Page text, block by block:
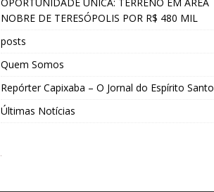
NOBRE DE TERESÓPOLIS POR R$ 480 MIL
posts
Quem Somos
Repórter Capixaba – O Jornal do Espírito Santo
Últimas Notícias